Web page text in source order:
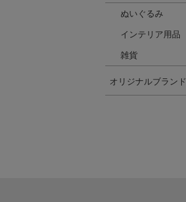
ぬいぐるみ
インテリア用品
雑貨
オリジナルブランド